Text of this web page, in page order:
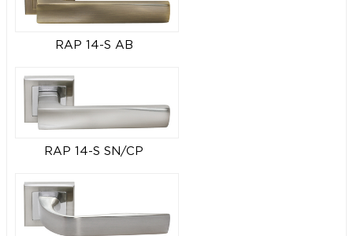
RAP 14-S AB
RAP 14-S SN/CP